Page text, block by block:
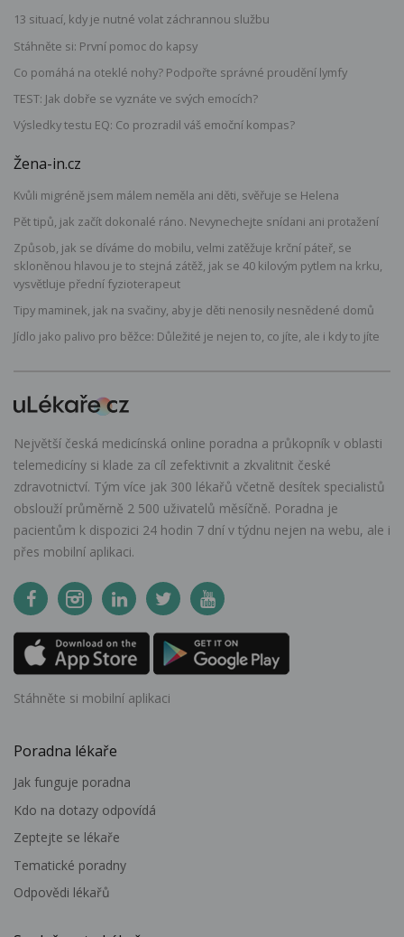
13 situací, kdy je nutné volat záchrannou službu
Stáhněte si: První pomoc do kapsy
Co pomáhá na oteklé nohy? Podpořte správné proudění lymfy
TEST: Jak dobře se vyznáte ve svých emocích?
Výsledky testu EQ: Co prozradil váš emoční kompas?
Žena-in.cz
Kvůli migréně jsem málem neměla ani děti, svěřuje se Helena
Pět tipů, jak začít dokonalé ráno. Nevynechejte snídani ani protažení
Způsob, jak se díváme do mobilu, velmi zatěžuje krční páteř, se
skloněnou hlavou je to stejná zátěž, jak se 40 kilovým pytlem na krku,
vysvětluje přední fyzioterapeut
Tipy maminek, jak na svačiny, aby je děti nenosily nesnědené domů
Jídlo jako palivo pro běžce: Důležité je nejen to, co jíte, ale i kdy to jíte
Největší česká medicínská online poradna a průkopník v oblasti
telemedicíny si klade za cíl zefektivnit a zkvalitnit české
zdravotnictví. Tým více jak 300 lékařů včetně desítek specialistů
obslouží průměrně 2 500 uživatelů měsíčně. Poradna je
pacientům k dispozici 24 hodin 7 dní v týdnu nejen na webu, ale i
přes mobilní aplikaci.
Stáhněte si mobilní aplikaci
Poradna lékaře
Jak funguje poradna
Kdo na dotazy odpovídá
Zeptejte se lékaře
Tematické poradny
Odpovědi lékařů